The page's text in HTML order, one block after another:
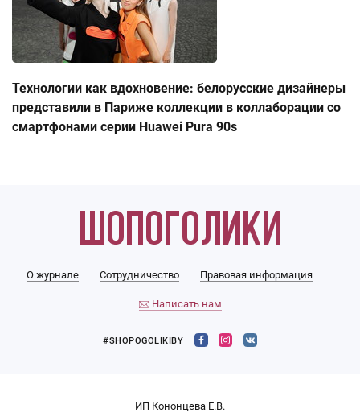
Технологии как вдохновение: белорусские дизайнеры
представили в Париже коллекции в коллаборации со
смартфонами серии Huawei Pura 90s
О журнале Сотрудничество Правовая информация
Написать нам
#SHOPOGOLIKIBY
ИП Кононцева Е.В.